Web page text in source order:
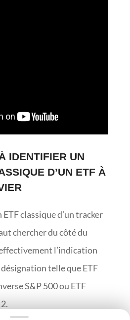
IDENTIFIER UN
D’UN ETF À
classique d’un tracker
chercher du côté du
l’indication
telle que ETF
S&P 500 ou ETF